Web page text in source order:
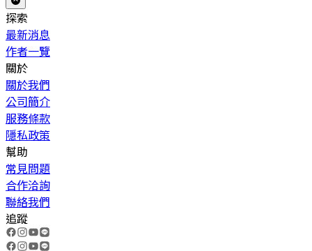
探索
最新消息
作者一覽
關於
關於我們
公司簡介
服務條款
隱私政策
幫助
常見問題
合作洽詢
聯絡我們
追蹤